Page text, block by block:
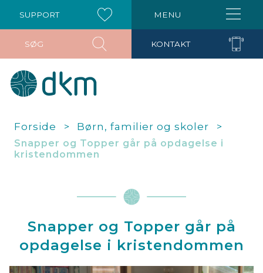
Forside Børn, familier og skoler
Snapper og Topper går på opdagelse i
kristendommen
Snapper og Topper går på
opdagelse i kristendommen
MENU
SUPPORT
SØG KONTAKT